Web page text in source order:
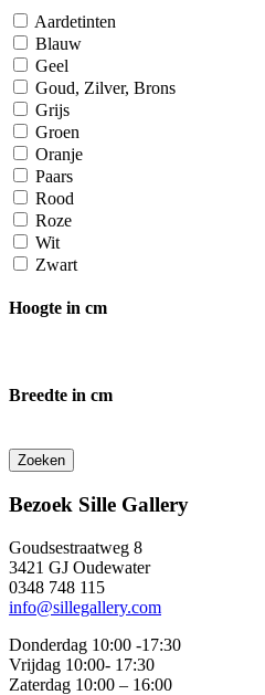
Aardetinten
Blauw
Geel
Goud, Zilver, Brons
Grijs
Groen
Oranje
Paars
Rood
Roze
Wit
Zwart
Hoogte in cm
Breedte in cm
Bezoek Sille Gallery
Goudsestraatweg 8
3421 GJ Oudewater
0348 748 115
info@sillegallery.com
Donderdag 10:00 -17:30
Vrijdag 10:00- 17:30
Zaterdag 10:00 – 16:00